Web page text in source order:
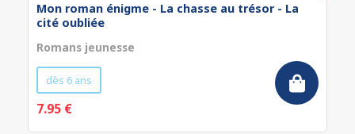
Mon roman énigme - La chasse au trésor - La
cité oubliée
Romans jeunesse
dès 6 ans
7.95 €